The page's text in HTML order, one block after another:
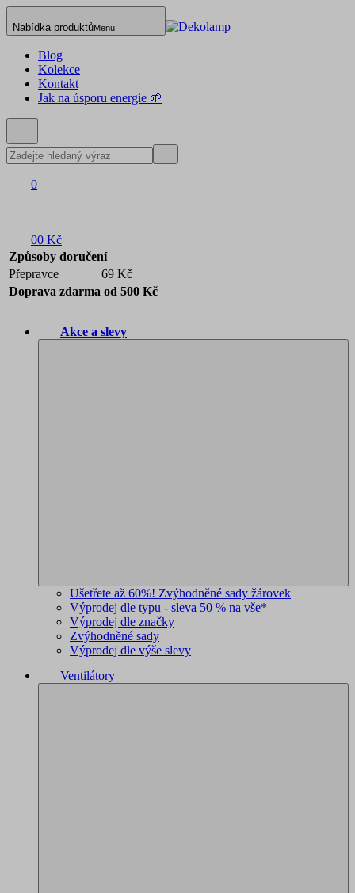
Nabídka produktůMenu
Blog
Kolekce
Kontakt
Jak na úsporu energie 🌱
0
00 Kč
Způsoby doručení
Přepravce
69 Kč
Doprava zdarma od 500 Kč
Akce a slevy
Ušetřete až 60%! Zvýhodněné sady žárovek
Výprodej dle typu - sleva 50 % na vše*
Výprodej dle značky
Zvýhodněné sady
Výprodej dle výše slevy
Ventilátory